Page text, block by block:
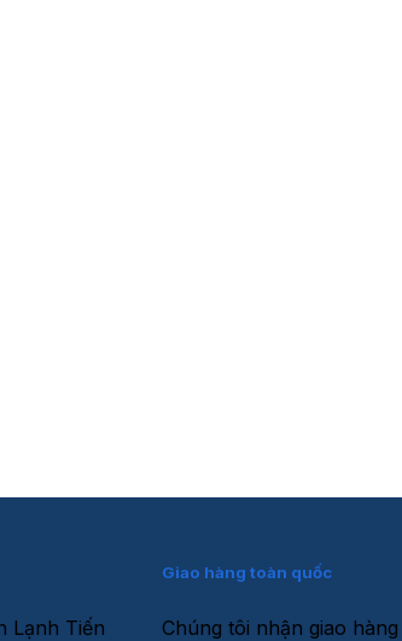
Lạnh Tiến
Giao hàng toàn quốc
Chúng tôi nhận giao